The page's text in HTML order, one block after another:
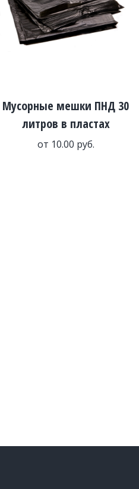
Мусорные мешки ПНД 30
литров в пластах
от 10.00 руб.